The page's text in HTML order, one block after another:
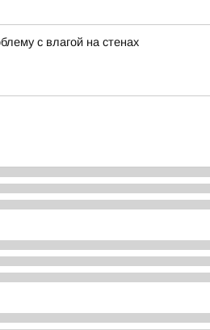
с влагой на стенах